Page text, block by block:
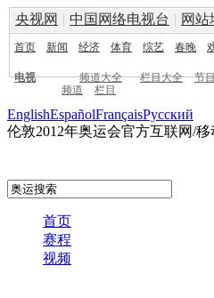
央视网 | 中国网络电视台 | 网站
首页 新闻 经济 体育 综艺 春晚
电视 频道大全 栏目大全 节
频道
栏目
EnglishEspañolFrançaisPусский
伦敦2012年奥运会官方互联网/
首页
赛程
视频